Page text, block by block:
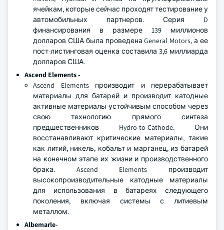
ячейкам, которые сейчас проходят тестирование у
автомобильных партнеров. Серия D
финансирования в размере 139 миллионов
долларов США была проведена General Motors, а ее
пост-листинговая оценка составила 3,6 миллиарда
долларов США.
Ascend Elements-
Ascend Elements производит и перерабатывает
материалы для батарей и производит катодные
активные материалы устойчивым способом через
свою технологию прямого синтеза
предшественников Hydro-to-Cathode. Они
восстанавливают критические материалы, такие
как литий, никель, кобальт и марганец, из батарей
на конечном этапе их жизни и производственного
брака. Ascend Elements производит
высокопроизводительные катодные материалы
для использования в батареях следующего
поколения, включая системы с литиевым
металлом.
Albemarle-